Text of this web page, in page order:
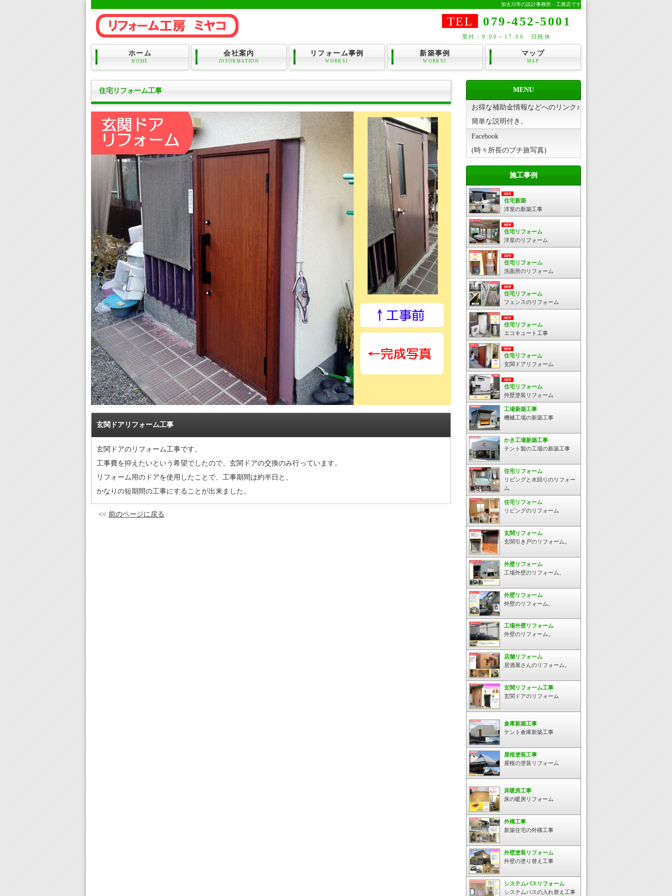
加古川市の設計事務所・工務店です
TEL 079-452-5001
受付：9:00～17:00 日祝休
ホーム
HOME
会社案内
INFORMATION
リフォーム事例
WORKS1
新築事例
WORKS2
マップ
MAP
住宅リフォーム工事
玄関ドアリフォーム工事
玄関ドアのリフォーム工事です。
工事費を抑えたいという希望でしたので、玄関ドアの交換のみ行っています。
リフォーム用のドアを使用したことで、工事期間は約半日と、
かなりの短期間の工事にすることが出来ました。
<< 前のページに戻る
MENU
お得な補助金情報などへのリンク♪
簡単な説明付き。
Facebook
(時々所長のプチ旅写真)
施工事例
住宅新築
洋室の新築工事
住宅リフォーム
洋室のリフォーム
住宅リフォーム
洗面所のリフォーム
住宅リフォーム
フェンスのリフォーム
住宅リフォーム
エコキュート工事
住宅リフォーム
玄関ドアリフォーム
住宅リフォーム
外壁塗装リフォーム
工場新築工事
機械工場の新築工事
かき工場新築工事
テント製の工場の新築工事
住宅リフォーム
リビングと水回りのリフォー
ム
住宅リフォーム
リビングのリフォーム
玄関リフォーム
玄関引き戸のリフォーム。
外壁リフォーム
工場外壁のリフォーム。
外壁リフォーム
外壁のリフォーム。
工場外壁リフォーム
外壁のリフォーム。
店舗リフォーム
居酒屋さんのリフォーム。
玄関リフォーム工事
玄関ドアのリフォーム
倉庫新築工事
テント倉庫新築工事
屋根塗装工事
屋根の塗装リフォーム
床暖房工事
床の暖房リフォーム
外構工事
新築住宅の外構工事
外壁塗装リフォーム
外壁の塗り替え工事
システムバスリフォーム
システムバスの入れ替え工事